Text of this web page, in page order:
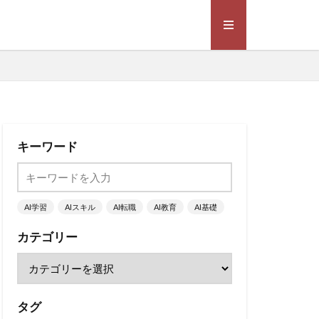
キーワード
AI学習 AIスキル AI転職 AI教育 AI基礎
カテゴリー
タグ